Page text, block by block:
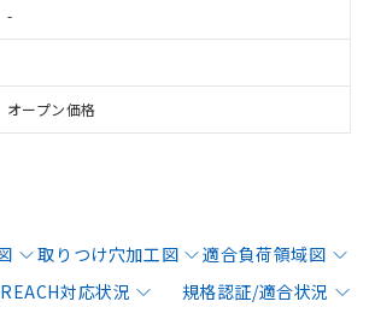
-
オープン価格
取りつけ穴加工図
適合負荷領域図
対応状況 規格認証/適合状況